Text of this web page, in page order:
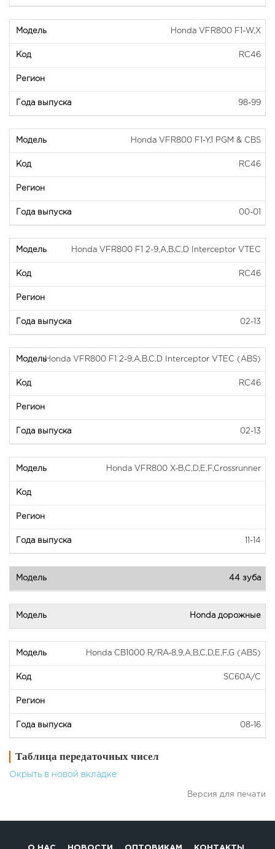
Honda VFR800 F1-W,X
RC46
98-99
Honda VFR800 F1-Y,1 PGM & CBS
RC46
00-01
Honda VFR800 F1 2-9,A,B,C,D Interceptor VTEC
RC46
02-13
Honda VFR800 F1 2-9,A,B,C,D Interceptor VTEC (ABS)
RC46
02-13
Honda VFR800 X-B,C,D,E,F,Crossrunner
11-14
44 зуба
Honda дорожные
Honda CB1000 R/RA-8,9,A,B,C,D,E,F,G (ABS)
SC60A/C
08-16
Таблица передаточных чисел
Окрыть в новой вкладке
Версия для печати